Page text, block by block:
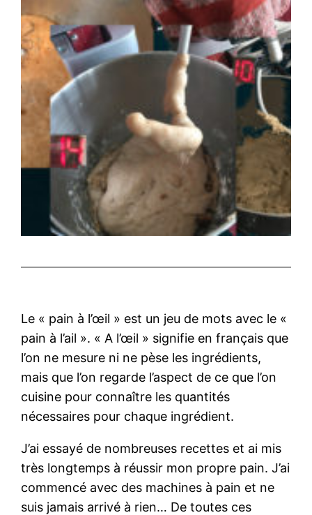
Le « pain à l’œil » est un jeu de mots avec le «
pain à l’ail ». « A l’œil » signifie en français que
l’on ne mesure ni ne pèse les ingrédients,
mais que l’on regarde l’aspect de ce que l’on
cuisine pour connaître les quantités
nécessaires pour chaque ingrédient.
J’ai essayé de nombreuses recettes et ai mis
très longtemps à réussir mon propre pain. J’ai
commencé avec des machines à pain et ne
suis jamais arrivé à rien… De toutes ces